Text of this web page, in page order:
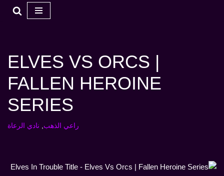
ELVES VS ORCS |
FALLEN HEROINE
SERIES
راعي الذهب, نادي الرعاة